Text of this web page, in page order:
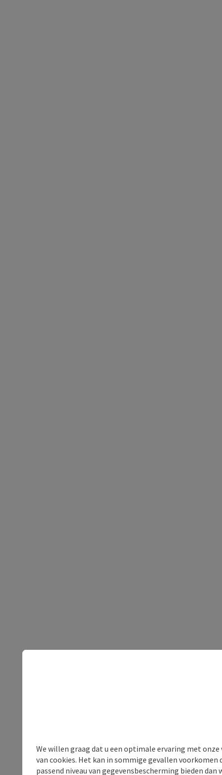
We willen graag dat u een optimale ervaring met
van cookies. Het kan in sommige gevallen voorkomen
passend niveau van gegevensbescherming bieden